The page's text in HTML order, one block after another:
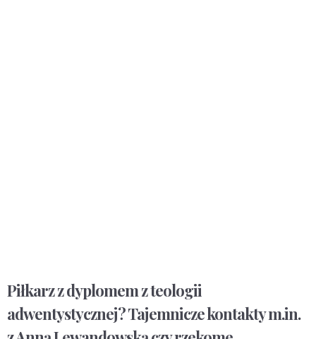
Piłkarz z dyplomem z teologii
adwentystycznej? Tajemnicze kontakty m.in.